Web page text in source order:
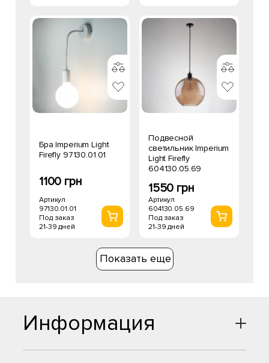
Бра Imperium Light
Firefly 97130.01.01
1100 грн
Артикул
97130.01.01
Под заказ
21-39 дней
Подвесной
светильник Imperium
Light Firefly
604130.05.69
1550 грн
Артикул
604130.05.69
Под заказ
21-39 дней
Показать еще
Информация